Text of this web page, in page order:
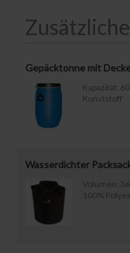
Gepäcktonne mit
Kapazität:
Kunststoff
Wasserdichter
Volumen:
100%